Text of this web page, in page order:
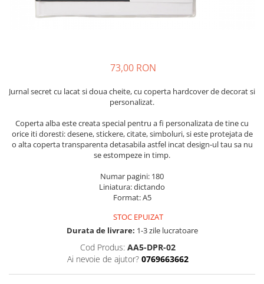
73,00 RON
Jurnal secret cu lacat si doua cheite, cu coperta hardcover de decorat si
personalizat.
Coperta alba este creata special pentru a fi personalizata de tine cu
orice iti doresti: desene, stickere, citate, simboluri, si este protejata de
o alta coperta transparenta detasabila astfel incat design-ul tau sa nu
se estompeze in timp.
Numar pagini: 180
Liniatura: dictando
Format: A5
STOC EPUIZAT
Durata de livrare: 1-3 zile lucratoare
Cod Produs: AA5-DPR-02
Ai nevoie de ajutor? 0769663662